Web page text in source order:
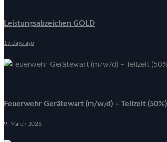
Leistungsabzeichen GOLD
19 days ago
Feuerwehr Gerätewart (m/w/d) – Teilzeit (50%)
9. March 2026